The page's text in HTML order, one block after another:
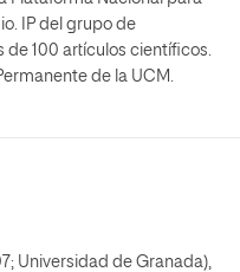
IP del grupo de
de 100 artículos científicos.
de la UCM.
Universidad de Granada),